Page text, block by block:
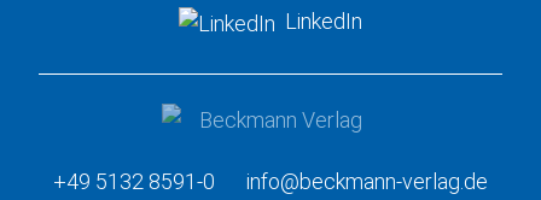
LinkedIn
+49 5132 8591-0
info@beckmann-verlag.de